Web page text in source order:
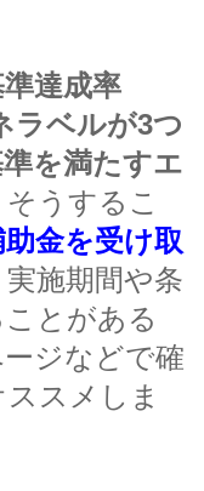
達成率
ラベルが3つ
を満たすエ
そうするこ
金を受け取
施期間や条
とがある
ジなどで確
スメしま